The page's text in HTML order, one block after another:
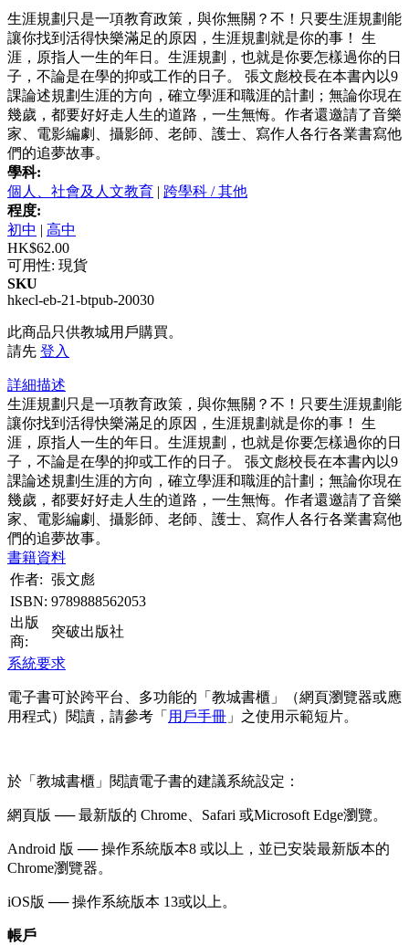
生涯規劃只是一項教育政策，與你無關？不！只要生涯規劃能
讓你找到活得快樂滿足的原因，生涯規劃就是你的事！ 生
涯，原指人一生的年日。生涯規劃，也就是你要怎樣過你的日
子，不論是在學的抑或工作的日子。 張文彪校長在本書內以9
課論述規劃生涯的方向，確立學涯和職涯的計劃；無論你現在
幾歲，都要好好走人生的道路，一生無悔。作者還邀請了音樂
家、電影編劇、攝影師、老師、護士、寫作人各行各業書寫他
們的追夢故事。
學科:
個人、社會及人文教育 | 跨學科 / 其他
程度:
初中 | 高中
HK$62.00
可用性: 現貨
SKU
hkecl-eb-21-btpub-20030
此商品只供教城用戶購買。
請先 登入
詳細描述
生涯規劃只是一項教育政策，與你無關？不！只要生涯規劃能
讓你找到活得快樂滿足的原因，生涯規劃就是你的事！ 生
涯，原指人一生的年日。生涯規劃，也就是你要怎樣過你的日
子，不論是在學的抑或工作的日子。 張文彪校長在本書內以9
課論述規劃生涯的方向，確立學涯和職涯的計劃；無論你現在
幾歲，都要好好走人生的道路，一生無悔。作者還邀請了音樂
家、電影編劇、攝影師、老師、護士、寫作人各行各業書寫他
們的追夢故事。
書籍資料
作者: 張文彪
ISBN: 9789888562053
出版
商:
突破出版社
系統要求
電子書可於跨平台、多功能的「教城書櫃」（網頁瀏覽器或應
用程式）閱讀，請參考「 用戶手冊 」之使用示範短片。
於「教城書櫃」閱讀電子書的建議系統設定：
網頁版 ── 最新版的 Chrome、Safari 或Microsoft Edge瀏覽。
Android 版 ── 操作系統版本8 或以上，並已安裝最新版本的
Chrome瀏覽器。
iOS版 ── 操作系統版本 13或以上。
帳戶